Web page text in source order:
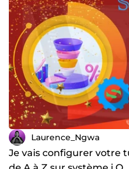
Laurence_Ngwa
Je vais configurer votre